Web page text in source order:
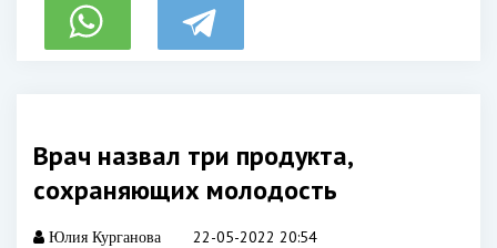
Врач назвал три продукта,
сохраняющих молодость
Юлия Курганова 22-05-2022 20:54